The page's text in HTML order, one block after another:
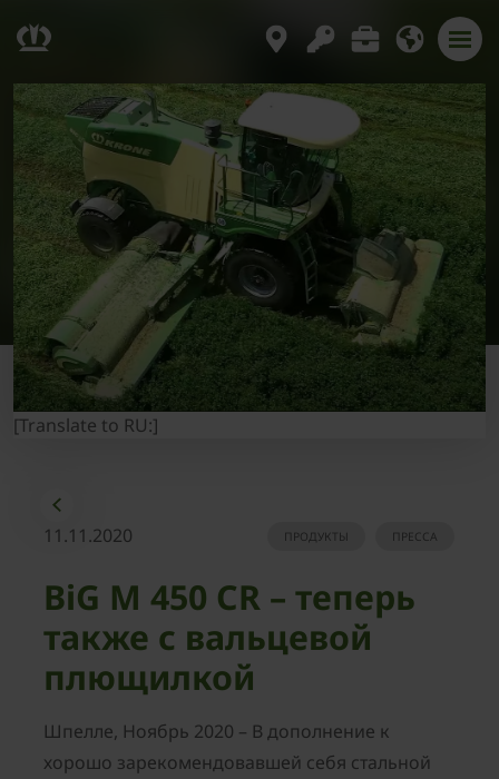
[Translate to RU:]
11.11.2020 ПРЕССА
ПРОДУКТЫ
BiG M 450 CR – теперь
также с вальцевой
плющилкой
Шпелле, Ноябрь 2020 – В дополнение к
хорошо зарекомендовавшей себя стальной